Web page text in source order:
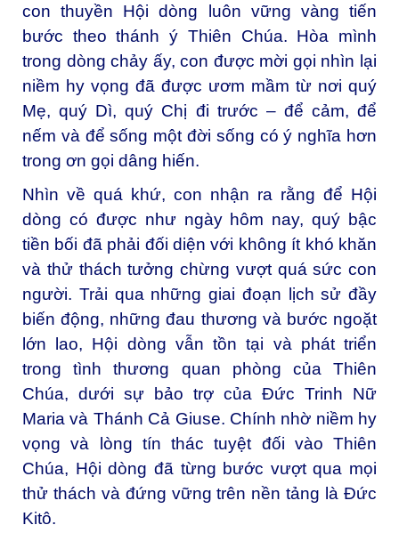
con thuyền Hội dòng luôn vững vàng tiến
bước theo thánh ý Thiên Chúa. Hòa mình
trong dòng chảy ấy, con được mời gọi nhìn lại
niềm hy vọng đã được ươm mầm từ nơi quý
Mẹ, quý Dì, quý Chị đi trước – để cảm, để
nếm và để sống một đời sống có ý nghĩa hơn
trong ơn gọi dâng hiến.
Nhìn về quá khứ, con nhận ra rằng để Hội
dòng có được như ngày hôm nay, quý bậc
tiền bối đã phải đối diện với không ít khó khăn
và thử thách tưởng chừng vượt quá sức con
người. Trải qua những giai đoạn lịch sử đầy
biến động, những đau thương và bước ngoặt
lớn lao, Hội dòng vẫn tồn tại và phát triển
trong tình thương quan phòng của Thiên
Chúa, dưới sự bảo trợ của Đức Trinh Nữ
Maria và Thánh Cả Giuse. Chính nhờ niềm hy
vọng và lòng tín thác tuyệt đối vào Thiên
Chúa, Hội dòng đã từng bước vượt qua mọi
thử thách và đứng vững trên nền tảng là Đức
Kitô.